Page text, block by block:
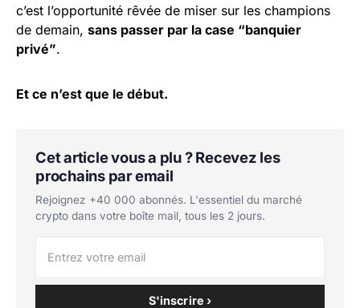
c’est l’opportunité rêvée de miser sur les champions
de demain, sans passer par la case “banquier
privé”.
Et ce n’est que le début.
Cet article vous a plu ? Recevez les
prochains par email
Rejoignez +40 000 abonnés. L'essentiel du marché
crypto dans votre boîte mail, tous les 2 jours.
S'inscrire ›